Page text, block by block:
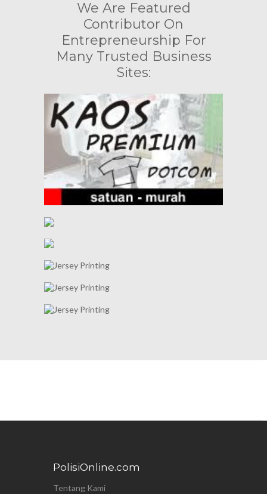
We Are Featured
Contributor On
Entrepreneurship For
Many Trusted Business
Sites:
PolisiOnline.com
Tentang Kami